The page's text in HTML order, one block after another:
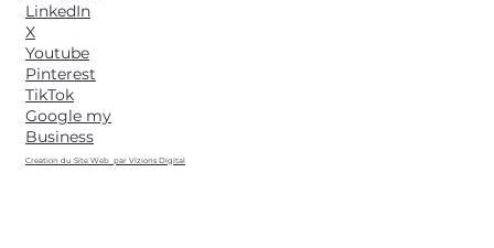
LinkedIn
X
Youtube
Pinterest
TikTok
Google my
Business
Creation du Site Web par Vizions Digital